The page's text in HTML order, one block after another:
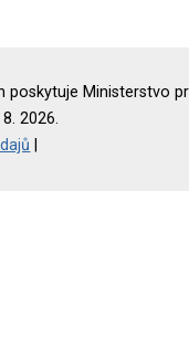
Ministerstvo
2026.